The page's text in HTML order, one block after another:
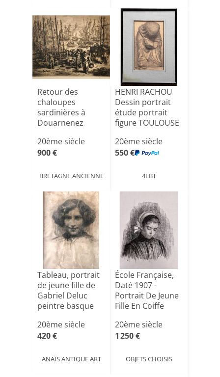
Retour des
chaloupes
sardinières à
Douarnenez
20ème siècle
900 €
BRETAGNE ANCIENNE
HENRI RACHOU
Dessin portrait
étude portrait
figure TOULOUSE
20ème siècle
550 €
4LBT
Tableau, portrait
de jeune fille de
Gabriel Deluc
peintre basque
20ème siècle
420 €
ANAÏS ANTIQUE ART
École Française,
Daté 1907 -
Portrait De Jeune
Fille En Coiffe
20ème siècle
1 250 €
OBJETS CHOISIS